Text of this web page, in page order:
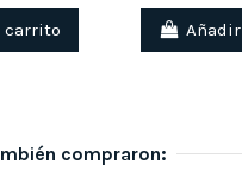
carrito
compraron: